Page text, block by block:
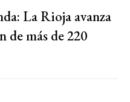
La Rioja avanza
de más de 220